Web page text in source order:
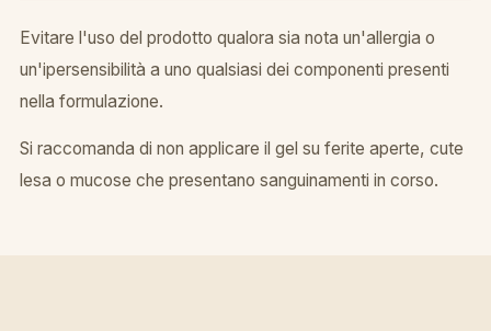
Evitare l'uso del prodotto qualora sia nota un'allergia o
un'ipersensibilità a uno qualsiasi dei componenti presenti
nella formulazione.
Si raccomanda di non applicare il gel su ferite aperte, cute
lesa o mucose che presentano sanguinamenti in corso.